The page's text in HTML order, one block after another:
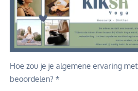
Hoe zou je je algemene ervaring
beoordelen? *